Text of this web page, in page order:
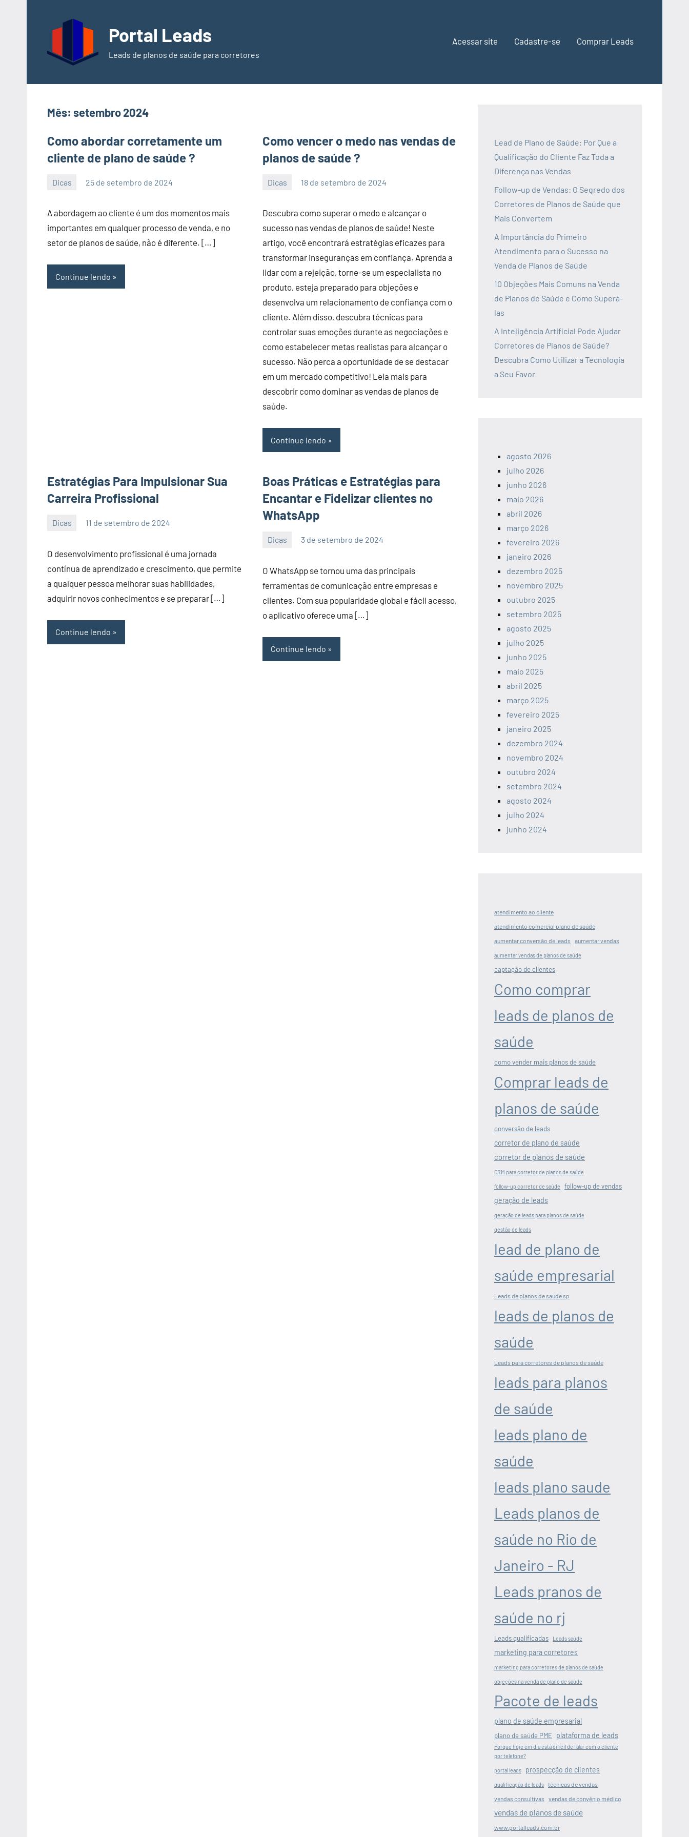
conteúdo
Portal Leads
Leads de planos de saúde para corretores
Acessar site Cadastre-se Comprar Leads
Mês: setembro 2024
Como abordar corretamente um
cliente de plano de saúde ?
Dicas 25 de setembro de 2024
A abordagem ao cliente é um dos momentos mais
importantes em qualquer processo de venda, e no
setor de planos de saúde, não é diferente. […]
Continue lendo
Como vencer o medo nas vendas de
planos de saúde ?
Dicas 18 de setembro de 2024
Descubra como superar o medo e alcançar o
sucesso nas vendas de planos de saúde! Neste
artigo, você encontrará estratégias eficazes para
transformar inseguranças em confiança. Aprenda a
lidar com a rejeição, torne-se um especialista no
produto, esteja preparado para objeções e
desenvolva um relacionamento de confiança com o
cliente. Além disso, descubra técnicas para
controlar suas emoções durante as negociações e
como estabelecer metas realistas para alcançar o
sucesso. Não perca a oportunidade de se destacar
em um mercado competitivo! Leia mais para
descobrir como dominar as vendas de planos de
saúde.
Continue lendo
Estratégias Para Impulsionar Sua
Carreira Profissional
Dicas 11 de setembro de 2024
O desenvolvimento profissional é uma jornada
contínua de aprendizado e crescimento, que permite
a qualquer pessoa melhorar suas habilidades,
adquirir novos conhecimentos e se preparar […]
Continue lendo
Boas Práticas e Estratégias para
Encantar e Fidelizar clientes no
WhatsApp
Dicas 3 de setembro de 2024
O WhatsApp se tornou uma das principais
ferramentas de comunicação entre empresas e
clientes. Com sua popularidade global e fácil acesso,
o aplicativo oferece uma […]
Continue lendo
Lead de Plano de Saúde: Por Que a
Qualificação do Cliente Faz Toda a
Diferença nas Vendas
Follow-up de Vendas: O Segredo dos
Corretores de Planos de Saúde que
Mais Convertem
A Importância do Primeiro
Atendimento para o Sucesso na
Venda de Planos de Saúde
10 Objeções Mais Comuns na Venda
de Planos de Saúde e Como Superá-
las
A Inteligência Artificial Pode Ajudar
Corretores de Planos de Saúde?
Descubra Como Utilizar a Tecnologia
a Seu Favor
agosto 2026
julho 2026
junho 2026
maio 2026
abril 2026
março 2026
fevereiro 2026
janeiro 2026
dezembro 2025
novembro 2025
outubro 2025
setembro 2025
agosto 2025
julho 2025
junho 2025
maio 2025
abril 2025
março 2025
fevereiro 2025
janeiro 2025
dezembro 2024
novembro 2024
outubro 2024
setembro 2024
agosto 2024
julho 2024
junho 2024
atendimento ao cliente
atendimento comercial plano de saúde
aumentar conversão de leads
aumentar vendas
aumentar vendas de planos de saúde
captação de clientes
Como comprar
leads de planos de
saúde
como vender mais planos de saúde
Comprar leads de
planos de saúde
conversão de leads
corretor de plano de saúde
corretor de planos de saúde
CRM para corretor de planos de saúde
follow-up corretor de saúde follow-up de vendas
geração de leads
geração de leads para planos de saúde
gestão de leads
lead de plano de
saúde empresarial
Leads de planos de saude sp
leads de planos de
saúde
Leads para corretores de planos de saúde
leads para planos
de saúde
leads plano de
saúde
leads plano saude
Leads planos de
saúde no Rio de
Janeiro - RJ
Leads pranos de
saúde no rj
Leads qualificadas Leads saúde
marketing para corretores
marketing para corretores de planos de saúde
objeções na venda de plano de saúde
Pacote de leads
plano de saúde empresarial
plano de saúde PME plataforma de leads
Porque hoje em dia está difícil de falar com o cliente
por telefone?
portal leads prospecção de clientes
qualificação de leads
técnicas de vendas
vendas consultivas
vendas de convênio médico
vendas de planos de saúde
www.portalleads.com.br